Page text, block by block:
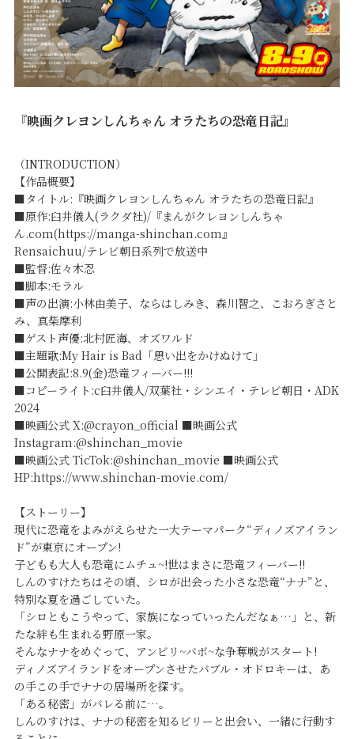
『映画クレヨンしんちゃん オラたちの恐竜日記』
（INTRODUCTION）
【作品概要】
■タイトル:『映画クレヨンしんちゃん オラたちの恐竜日記』
■原作:臼井儀人(ラクダ社)/『まんがクレヨンしんちゃ
ん.com(https://manga-shinchan.com』
Rensaichuu/テレビ朝日系列で放送中
■監督:佐々木忍
■脚本:モラル
■声の出演:小林由美子、ならはしみき、森川智之、こおろぎさと
み、真柴摩利
■ゲスト声優:北村匠海、オズワルド
■主題歌:My Hair is Bad「思い出をかけぬけて」
■公開表記:8.9(金)恐竜フィーバー!!!
■コピーライト:c臼井儀人/双葉社・シンエイ・テレビ朝日・ADK
2024
■映画公式 X:@crayon_official ■映画公式
Instagram:@shinchan_movie
■映画公式 TicTok:@shinchan_movie ■映画公式
HP:https://www.shinchan-movie.com/
【ストーリー】
現代に恐竜をよみがえらせた一大テーマパーク“ディノズアイラン
ド”が東京にオープン!
子どもも大人も恐竜にムチュ~!世はまさに恐竜フィーバー!!
しんのすけたちはその頃、シロが出会った小さな恐竜“ナナ”と、
特別な夏を過ごしていた。
「シロともこうやって、家族になっていったんだなぁ…」と、新
たな絆も生まれる野原一家。
そんなナナをめぐって、アンビリ~バボ~な争奪戦がスタート!
ディノズアイランドをオープンさせたバブル・オドロキーは、あ
の手この手でナナの居場所を探す。
「ある秘密」がバレる前に…。
しんのすけは、ナナの秘密を知るビリーと出会い、一緒に行動す